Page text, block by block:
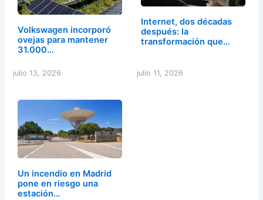
Volkswagen incorporó
ovejas para mantener
31.000…
julio 13, 2026
Internet, dos décadas
después: la
transformación que…
julio 11, 2026
Un incendio en Madrid
pone en riesgo una
estación…